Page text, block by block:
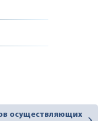
осуществляющих